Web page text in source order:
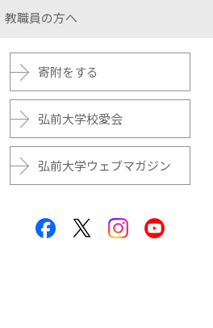
教職員の方へ
寄附をする
弘前大学校愛会
弘前大学ウェブマガジン